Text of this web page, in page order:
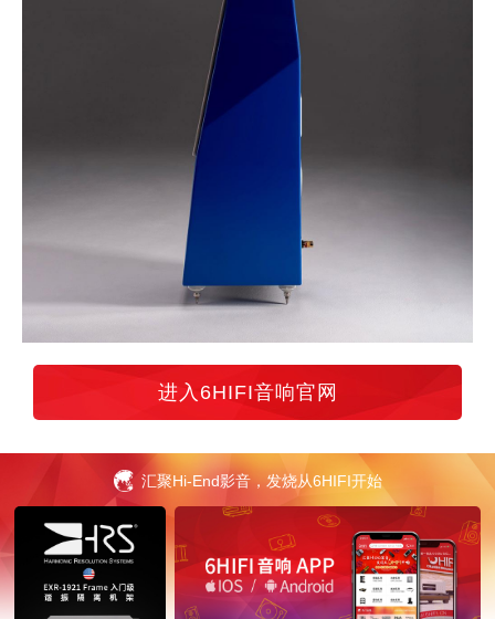
进入6HIFI音响官网
汇聚Hi-End影音，发烧从6HIFI开始